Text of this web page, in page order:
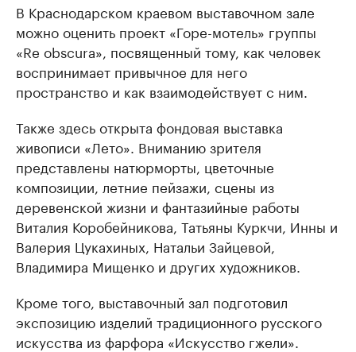
В Краснодарском краевом выставочном зале
можно оценить проект «Горе-мотель» группы
«Re obscura», посвященный тому, как человек
воспринимает привычное для него
пространство и как взаимодействует с ним.
Также здесь открыта фондовая выставка
живописи «Лето». Вниманию зрителя
представлены натюрморты, цветочные
композиции, летние пейзажи, сцены из
деревенской жизни и фантазийные работы
Виталия Коробейникова, Татьяны Куркчи, Инны и
Валерия Цукахиных, Натальи Зайцевой,
Владимира Мищенко и других художников.
Кроме того, выставочный зал подготовил
экспозицию изделий традиционного русского
искусства из фарфора «Искусство гжели».